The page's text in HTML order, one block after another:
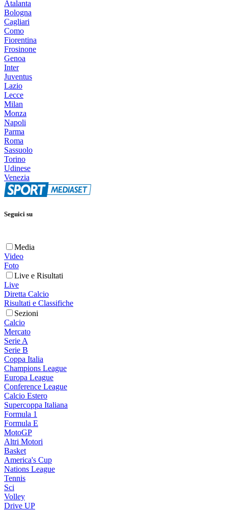
Atalanta
Bologna
Cagliari
Como
Fiorentina
Frosinone
Genoa
Inter
Juventus
Lazio
Lecce
Milan
Monza
Napoli
Parma
Roma
Sassuolo
Torino
Udinese
Venezia
Seguici su
Media
Video
Foto
Live e Risultati
Live
Diretta Calcio
Risultati e Classifiche
Sezioni
Calcio
Mercato
Serie A
Serie B
Coppa Italia
Champions League
Europa League
Conference League
Calcio Estero
Supercoppa Italiana
Formula 1
Formula E
MotoGP
Altri Motori
Basket
America's Cup
Nations League
Tennis
Sci
Volley
Drive UP